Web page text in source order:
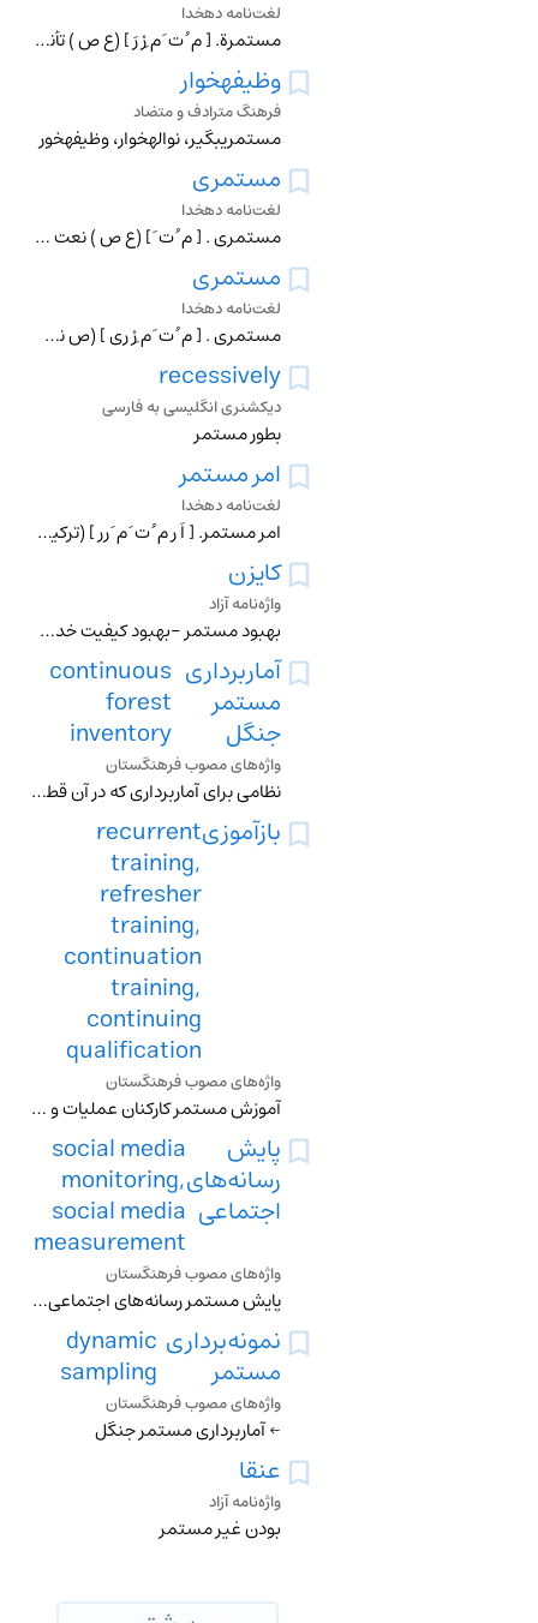
لغت‌نامه دهخدا
مستمرة. [ م ُ ت َ م ِرْ رَ ] (ع ص ) تأنیث مستمر. روان و استوار و دائمی . (غیاث ) (آنندراج ). پیوسته . همیشه . مستمره . و رجوع به مستمر و استمرار شود : اگر احدی
وظیفهخوار
فرهنگ مترادف و متضاد
مستمریبگیر، نوالهخوار، وظیفهخور
مستمری
لغت‌نامه دهخدا
مستمری . [ م ُ ت َ ] (ع ص ) نعت فاعلی از استمراء. رجوع به استمراء شود.
مستمری
لغت‌نامه دهخدا
مستمری . [ م ُ ت َ م ِرْ ری ] (ص نسبی ، اِ) آنچه به کسی از نقد یا جنس بطور استمرار ماهانه و یا سالانه دهند. (ناظم الاطباء). وظیفه . راتبه . راتب . ورستاد. حقوق
recessively
دیکشنری انگلیسی به فارسی
بطور مستمر
امر مستمر
لغت‌نامه دهخدا
امر مستمر. [ اَ رِ م ُ ت َ م َ رر ] (ترکیب وصفی ، اِ مرکب ) در اصطلاح دستور زبان فارسی عبارت از فعل امری است که باعلامت استمرار «می » و «همی » همراه باشد : چو م
کایزن
واژه‌نامه آزاد
بهبود مستمر -بهبود کیفیت‌ خدمات‌ ــ اصلاح‌ ...
آماربرداری
مستمر
جنگل
continuous
forest
inventory
واژه‌های مصوب فرهنگستان
نظامی برای آماربرداری که در آن قطعه‌نمونه‌های دائمی در سرتاسر واحد مدیریت جنگل پراکنده‌اند و در بازه‌های زمانی منظمی مکرراً اندازه‌گیری می‌شوند تا حجم کل و رشد
بازآموزیrecurrent
training,
refresher
training,
continuation
training,
continuing
qualification
واژه‌های مصوب فرهنگستان
آموزش مستمر کارکنان عملیات و نگهداری به‌صورت دوره‌ای مطابق با الزامات هر کشور یا شرکت کاروَر
پایش
رسانه‌های
اجتماعی
social media
monitoring,
social media
measurement
واژه‌های مصوب فرهنگستان
پایش مستمر رسانه‌های اجتماعی با هدف رصد پیام‌ها و نظرات کاربران دربارۀ یک شرکت یا سازمان
نمونه‌برداری
مستمر
dynamic
sampling
واژه‌های مصوب فرهنگستان
← آماربرداری مستمر جنگل
عنقا
واژه‌نامه آزاد
بودن غیر مستمر